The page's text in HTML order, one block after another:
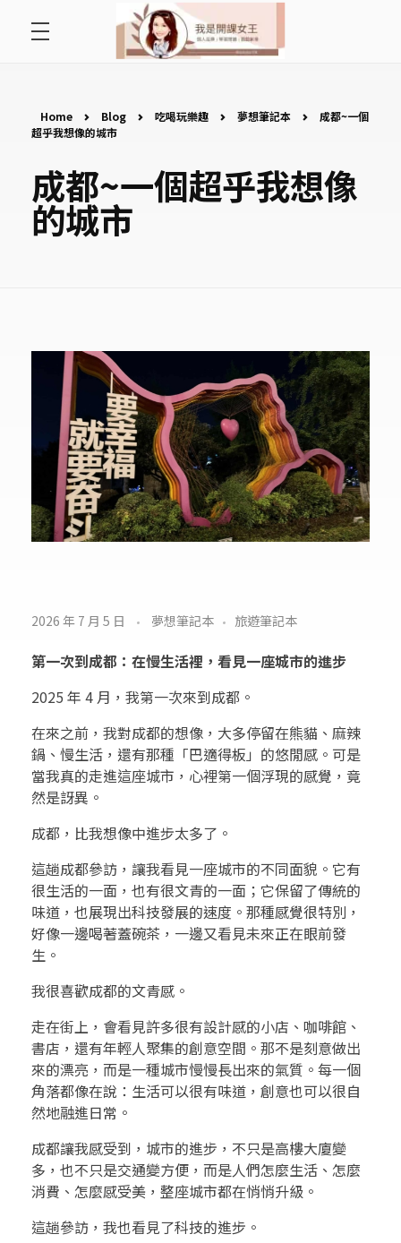
好好說故事
遇見好課程
Home Blog 吃喝玩樂趣 夢想筆記本
成都~一個
超乎我想像的城市
成都~一個超乎我想像
的城市
成
都
~
一
個
超
乎
我
想
像
的
城
市
2026 年 7 月 5 日 夢想筆記本 旅遊筆記本
第一次到成都：在慢生活裡，看見一座城市的進步
2025 年 4 月，我第一次來到成都。
在來之前，我對成都的想像，大多停留在熊貓、麻辣
鍋、慢生活，還有那種「巴適得板」的悠閒感。可是
當我真的走進這座城市，心裡第一個浮現的感覺，竟
然是訝異。
成都，比我想像中進步太多了。
這趟成都參訪，讓我看見一座城市的不同面貌。它有
很生活的一面，也有很文青的一面；它保留了傳統的
味道，也展現出科技發展的速度。那種感覺很特別，
好像一邊喝著蓋碗茶，一邊又看見未來正在眼前發
生。
我很喜歡成都的文青感。
走在街上，會看見許多很有設計感的小店、咖啡館、
書店，還有年輕人聚集的創意空間。那不是刻意做出
來的漂亮，而是一種城市慢慢長出來的氣質。每一個
角落都像在說：生活可以很有味道，創意也可以很自
然地融進日常。
成都讓我感受到，城市的進步，不只是高樓大廈變
多，也不只是交通變方便，而是人們怎麼生活、怎麼
消費、怎麼感受美，整座城市都在悄悄升級。
這趟參訪，我也看見了科技的進步。